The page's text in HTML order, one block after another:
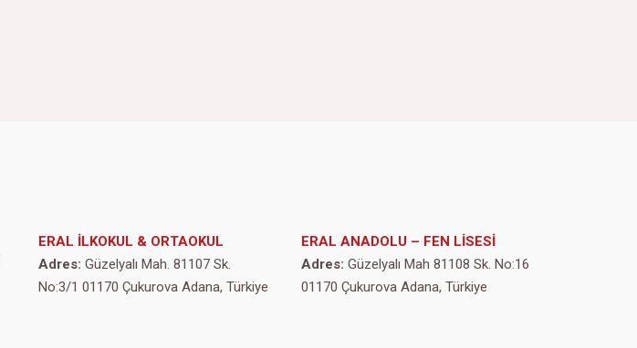
ERAL İLKOKUL & ORTAOKUL
Adres: Güzelyalı Mah. 81107 Sk.
No:3/1 01170 Çukurova Adana, Türkiye
ERAL ANADOLU – FEN LİSESİ
Adres: Güzelyalı Mah 81108 Sk. No:16
01170 Çukurova Adana, Türkiye